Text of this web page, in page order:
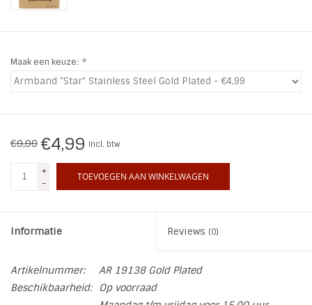
SALE
Maak een keuze: *
€9,99 €4,99 Incl. btw
+
-
TOEVOEGEN AAN WINKELWAGEN
Informatie Reviews (0)
Artikelnummer:
AR 19138 Gold Plated
Beschikbaarheid:
Op voorraad